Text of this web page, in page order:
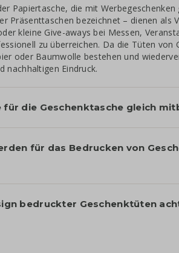
Papiertasche, die mit
Präsenttaschen bezeichnet – dienen als
kleine Give-aways bei Messen,
zu überreichen. Da die Tüten von
oder Baumwolle bestehen und
nachhaltigen Eindruck.
für die Geschenktasche gleich
für das Bedrucken von
bedruckter Geschenktüten